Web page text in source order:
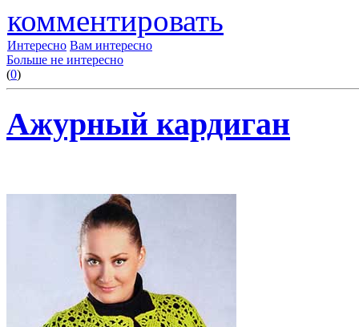
комментировать
Интересно Вам интересно
Больше не интересно
(0)
Ажурный кардиган